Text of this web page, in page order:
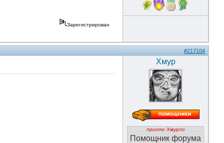
10
Зарегистрирован
#217104
Хмур
просто Хмурло
Помощник форума